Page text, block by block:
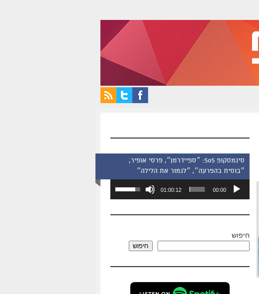
סינמסקופ 505: ״ספיידרמן״, פרסי אופיר,
״בוסית בהפרעה״, ״לגמור את הלילה״
אודיו
00:00
01:00:12
השתמש
כדי
שמע.
חיפוש
חיפוש